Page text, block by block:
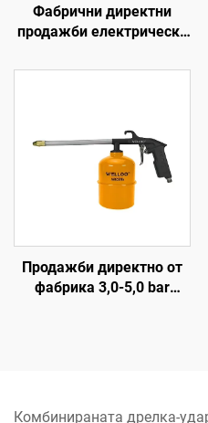
Фабрични директни
продажби електрически
въздушен обем 100л/
охлаждани компресори
Продажби директно от
фабрика 3,0-5,0 bar
Комбинираната дрелка-